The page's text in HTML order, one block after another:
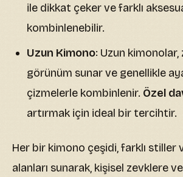
ile dikkat çeker ve farklı
kombinlenebilir.
Uzun Kimono: Uzun
görünüm sunar ve genellikle
çizmelerle kombinlenir. Özel
artırmak için ideal bir tercihtir.
Her bir kimono çeşidi, farklı stiller
alanları sunarak, kişisel zevklere